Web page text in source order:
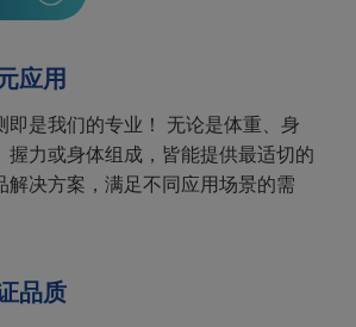
应用
即是我们的专业！ 无论是体重、身
握力或身体组成，皆能提供最适切的
解决方案，满足不同应用场景的需
品质